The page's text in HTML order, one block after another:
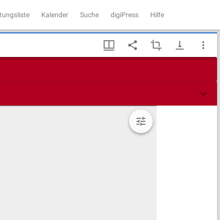
Kalender Suche digiPress Hilfe